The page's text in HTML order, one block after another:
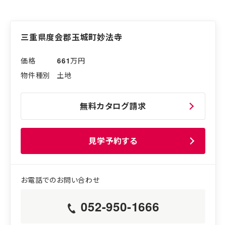
三重県度会郡玉城町妙法寺
661万円
土地
無料カタログ請求
見学予約する
052-950-1666